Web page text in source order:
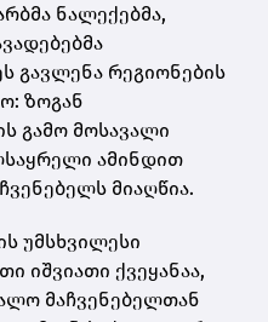
ნალექებმა,
გავლენა რეგიონების
ზოგან
გამო მოსავალი
ამინდით
მიაღწია.
უმსხვილესი
იშვიათი ქვეყანაა,
მაჩვენებელთან